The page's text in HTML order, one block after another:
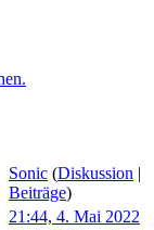
Sonic (Diskussion |
Beiträge)
21:44, 4. Mai 2022